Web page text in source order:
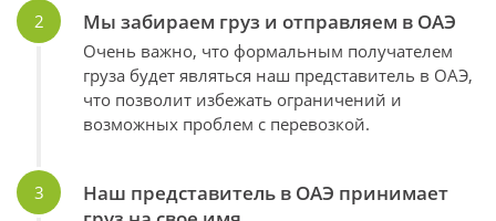
Мы забираем груз и отправляем в ОАЭ
Очень важно, что формальным получателем
груза будет являться наш представитель в ОАЭ,
что позволит избежать ограничений и
возможных проблем с перевозкой.
Наш представитель в ОАЭ принимает